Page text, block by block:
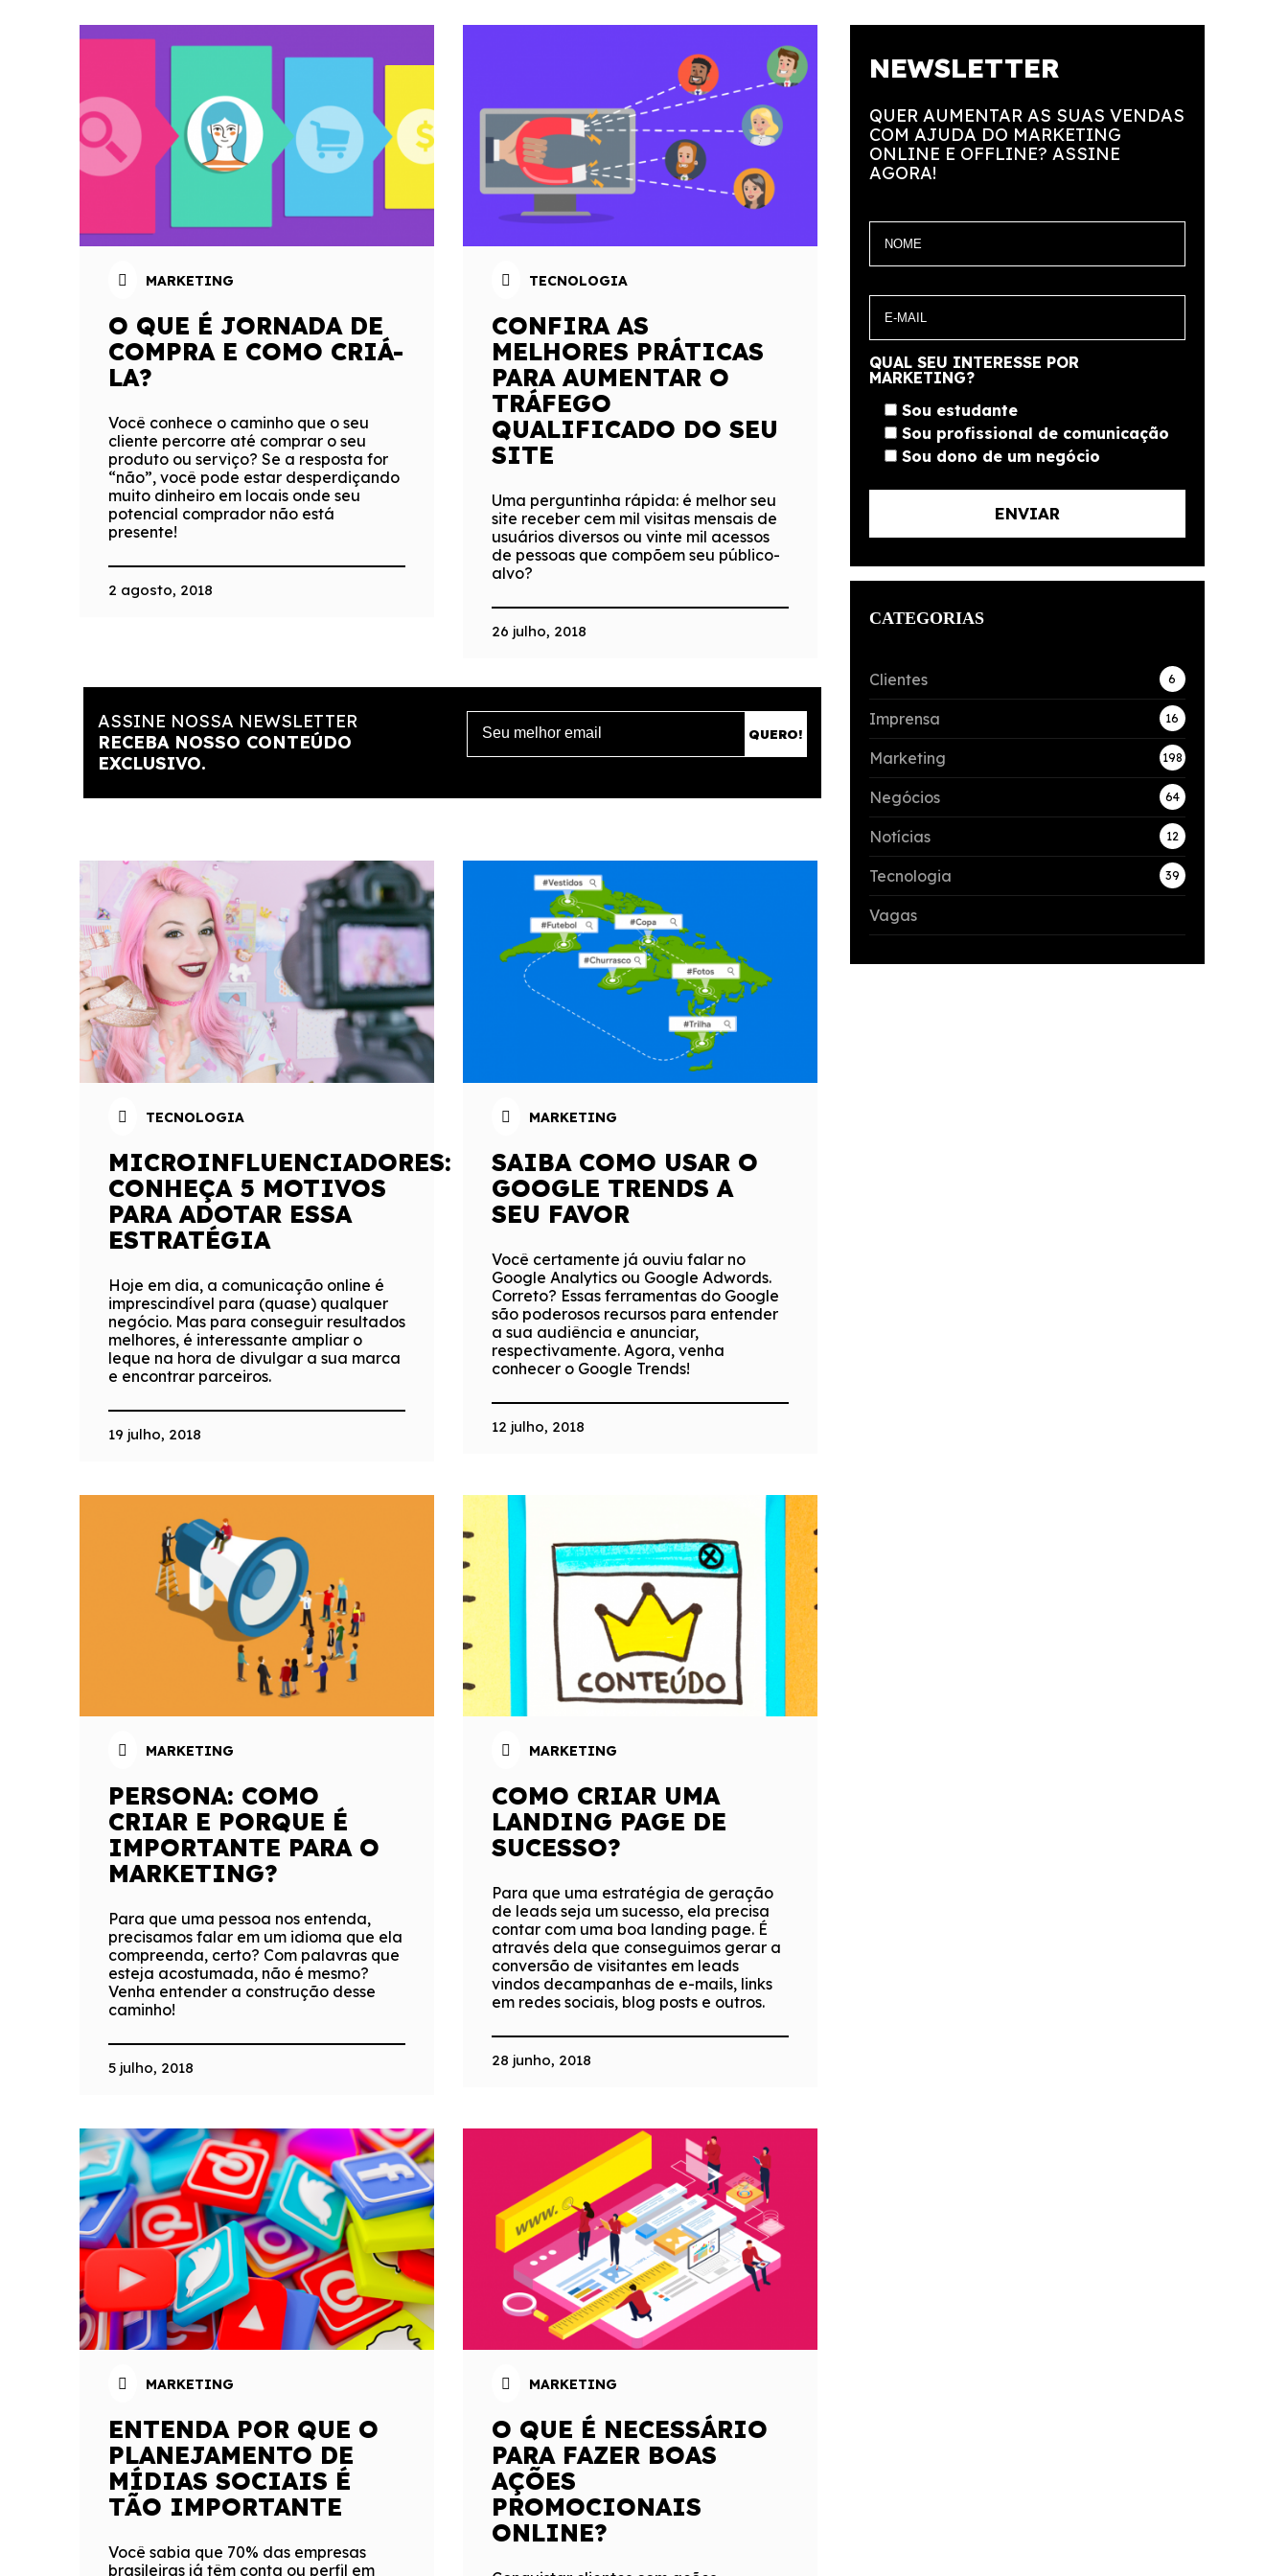
MARKETING
O QUE É JORNADA DE
COMPRA E COMO CRIÁ-
LA?
Você conhece o caminho que o seu
cliente percorre até comprar o seu
produto ou serviço? Se a resposta for
“não”, você pode estar desperdiçando
muito dinheiro em locais onde seu
potencial comprador não está
presente!
2 agosto, 2018
TECNOLOGIA
CONFIRA AS
MELHORES PRÁTICAS
PARA AUMENTAR O
TRÁFEGO
QUALIFICADO DO SEU
SITE
Uma perguntinha rápida: é melhor seu
site receber cem mil visitas mensais de
usuários diversos ou vinte mil acessos
de pessoas que compõem seu público-
alvo?
26 julho, 2018
ASSINE NOSSA NEWSLETTER
RECEBA NOSSO CONTEÚDO
EXCLUSIVO.
TECNOLOGIA
MICROINFLUENCIADORES:
CONHEÇA 5 MOTIVOS
PARA ADOTAR ESSA
ESTRATÉGIA
Hoje em dia, a comunicação online é
imprescindível para (quase) qualquer
negócio. Mas para conseguir resultados
melhores, é interessante ampliar o
leque na hora de divulgar a sua marca
e encontrar parceiros.
19 julho, 2018
MARKETING
SAIBA COMO USAR O
GOOGLE TRENDS A
SEU FAVOR
Você certamente já ouviu falar no
Google Analytics ou Google Adwords.
Correto? Essas ferramentas do Google
são poderosos recursos para entender
a sua audiência e anunciar,
respectivamente. Agora, venha
conhecer o Google Trends!
12 julho, 2018
MARKETING
PERSONA: COMO
CRIAR E PORQUE É
IMPORTANTE PARA O
MARKETING?
Para que uma pessoa nos entenda,
precisamos falar em um idioma que ela
compreenda, certo? Com palavras que
esteja acostumada, não é mesmo?
Venha entender a construção desse
caminho!
5 julho, 2018
MARKETING
COMO CRIAR UMA
LANDING PAGE DE
SUCESSO?
Para que uma estratégia de geração
de leads seja um sucesso, ela precisa
contar com uma boa landing page. É
através dela que conseguimos gerar a
conversão de visitantes em leads
vindos decampanhas de e-mails, links
em redes sociais, blog posts e outros.
28 junho, 2018
MARKETING
ENTENDA POR QUE O
PLANEJAMENTO DE
MÍDIAS SOCIAIS É
TÃO IMPORTANTE
Você sabia que 70% das empresas
brasileiras já têm conta ou perfil em
MARKETING
O QUE É NECESSÁRIO
PARA FAZER BOAS
AÇÕES
PROMOCIONAIS
ONLINE?
NEWSLETTER
QUER AUMENTAR AS SUAS VENDAS
COM AJUDA DO MARKETING
ONLINE E OFFLINE? ASSINE
AGORA!
QUAL SEU INTERESSE POR
MARKETING?
Sou estudante
Sou profissional de comunicação
Sou dono de um negócio
CATEGORIAS
Clientes 6
Imprensa 16
Marketing 198
Negócios 64
Notícias 12
Tecnologia 39
Vagas